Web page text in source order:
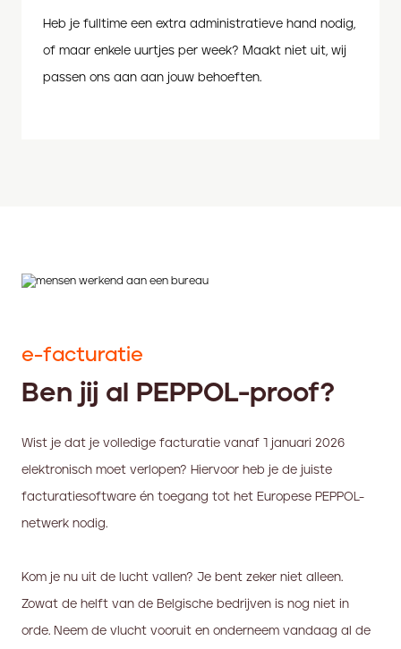
Heb je fulltime een extra administratieve hand nodig,
of maar enkele uurtjes per week? Maakt niet uit, wij
passen ons aan aan jouw behoeften.
e-facturatie
Ben jij al PEPPOL-proof?
Wist je dat je volledige facturatie vanaf 1 januari 2026
elektronisch moet verlopen? Hiervoor heb je de juiste
facturatiesoftware én toegang tot het Europese PEPPOL-
netwerk nodig.
Kom je nu uit de lucht vallen? Je bent zeker niet alleen.
Zowat de helft van de Belgische bedrijven is nog niet in
orde. Neem de vlucht vooruit en onderneem vandaag al de